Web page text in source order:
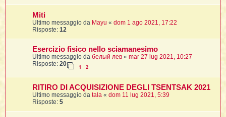
Miti
Ultimo messaggio da Mayu «dom 1 ago 2021, 17:22
Risposte:12
Esercizio fisico nello sciamanesimo
Ultimo messaggio daбелый лев «mar 27 lug 2021, 10:27
Risposte:20 1 2
RITIRO DI ACQUISIZIONE DEGLI TSENTSAK 2021
Ultimo messaggio datala «dom 11 lug 2021, 5:39
Risposte:5